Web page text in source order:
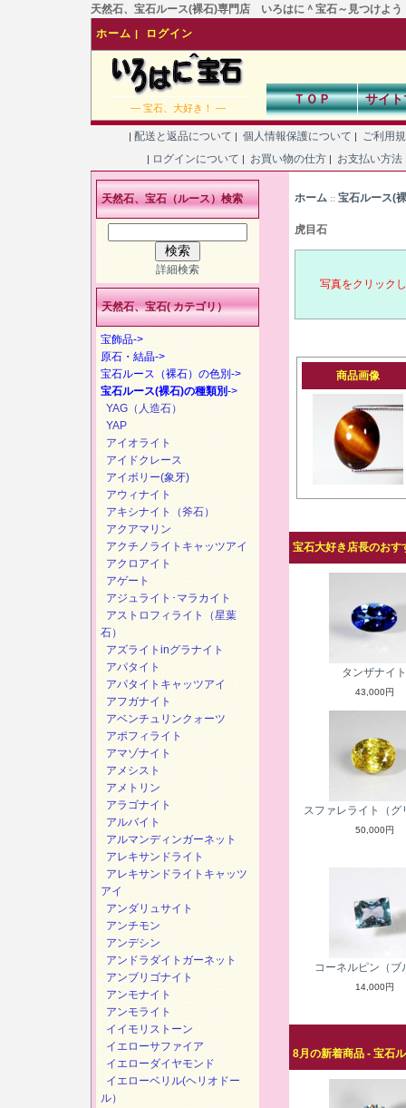
天然石、宝石ルース(裸石)専門店 いろはに＾宝石～見つけよ
ホーム | ログイン
― 宝石、大好き！ ―
ＴＯＰ サイ
| 配送と返品について | 個人情報保護について | ご利用
| ログインについて | お買い物の仕方 | お支払い方法
ホーム :: 宝石ルース(
虎目石
写真をクリック
商品画像
宝石大好き店長のおす
タンザナイト
43,000円
スファレライト（グ
50,000円
コーネルピン（ブ
14,000円
8月の新着商品 - 宝石
天然石、宝石（ルース）検索
詳細検索
天然石、宝石( カテゴリ）
宝飾品->
原石・結晶->
宝石ルース（裸石）の色別->
宝石ルース(裸石)の種類別->
YAG（人造石）
YAP
アイオライト
アイドクレース
アイボリー(象牙)
アウィナイト
アキシナイト（斧石）
アクアマリン
アクチノライトキャッツアイ
アクロアイト
アゲート
アジュライト･マラカイト
アストロフィライト（星葉
石）
アズライトinグラナイト
アパタイト
アパタイトキャッツアイ
アフガナイト
アベンチュリンクォーツ
アポフィライト
アマゾナイト
アメシスト
アメトリン
アラゴナイト
アルバイト
アルマンディンガーネット
アレキサンドライト
アレキサンドライトキャッツ
アイ
アンダリュサイト
アンチモン
アンデシン
アンドラダイトガーネット
アンブリゴナイト
アンモナイト
アンモライト
イイモリストーン
イエローサファイア
イエローダイヤモンド
イエローベリル(ヘリオドー
ル）